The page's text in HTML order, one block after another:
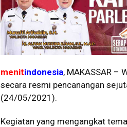
menitindonesia, MAKASSAR –
secara resmi pencanangan
(24/05/2021).
Kegiatan yang mengangkat